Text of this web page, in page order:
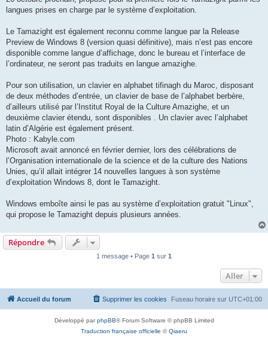
g
langues prises en charge par le système d’exploitation.
Le Tamazight est également reconnu comme langue par la Release
Preview de Windows 8 (version quasi définitive), mais n’est pas encore
disponible comme langue d’affichage, donc le bureau et l’interface de
l’ordinateur, ne seront pas traduits en langue amazighe.
Pour son utilisation, un clavier en alphabet tifinagh du Maroc, disposant
de deux méthodes d’entrée, un clavier de base de l’alphabet berbère,
d’ailleurs utilisé par l’Institut Royal de la Culture Amazighe, et un
deuxième clavier étendu, sont disponibles . Un clavier avec l’alphabet
latin d’Algérie est également présent.
Photo : Kabyle.com
Microsoft avait annoncé en février dernier, lors des célébrations de
l’Organisation internationale de la science et de la culture des Nations
Unies, qu’il allait intégrer 14 nouvelles langues à son système
d’exploitation Windows 8, dont le Tamazight.
Windows emboîte ainsi le pas au système d’exploitation gratuit "Linux",
qui propose le Tamazight depuis plusieurs années.
Répondre
1 message • Page 1 sur 1
Aller
Accueil du forum Fuseau horaire sur UTC+01:00
Supprimer les cookies
Développé parphpBB® Forum Software © phpBB Limited
Traduction française officielle ©Qiaeru